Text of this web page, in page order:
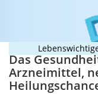
Lebenswichtiger
Das
Arzneimittel,